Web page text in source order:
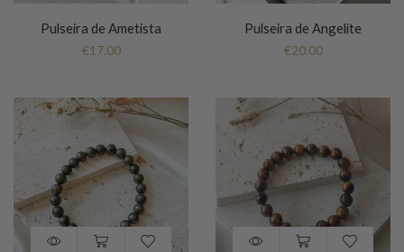
Pulseira de Ametista
€17.00
Pulseira de Angelite
€20.00